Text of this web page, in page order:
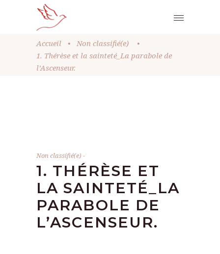
Accueil • Non classifié(e)
•
1. Thérèse et la sainteté_La parabole de
l’Ascenseur.
Non classifié(e)
1. THÉRÈSE ET
LA SAINTETÉ_LA
PARABOLE DE
L’ASCENSEUR.